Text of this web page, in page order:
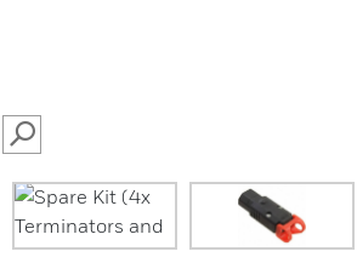
SEARCH